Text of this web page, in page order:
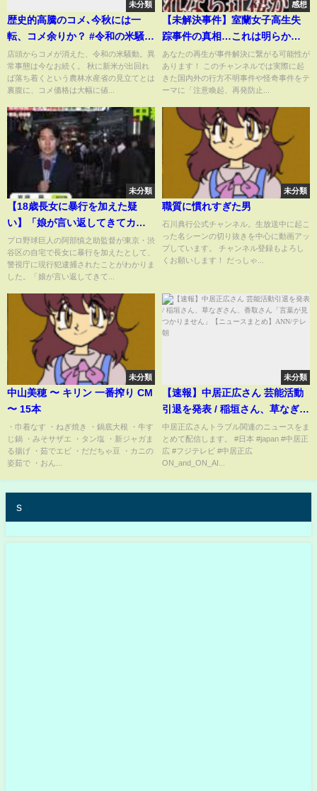
未分類
歴史的高騰のコメ､今秋には一
転、コメ余りか？ #令和の米騒動
#米高騰 #米高過ぎ #インフレ #
農協
店頭からコメが消えた、令和の米騒動。異
常事態は今なお続く。 秋に新米が出回れ
ば落ち着くという農林水産省の見立てとは
裏腹に、コメ価格は大幅に値...
感想
【未解決事件】室蘭女子高生失
踪事件の真相…これは明らかに
おかしい…
あなたの再生が事件解決に繋がる可能性が
あります！ このチャンネルでは実際に起
きた国内外の行方不明事件や怪奇事件をテ
ーマに「注意喚起、再発防止...
未分類
【18歳長女に暴行を加えた疑
い】「娘が言い返してきてカッ
となった」巨人・阿部慎之助監
督を現行犯逮捕
プロ野球巨人の阿部慎之助監督が東京・渋
谷区の自宅で長女に暴行を加えたとして、
警視庁に現行犯逮捕されたことがわかりま
した。「娘が言い返してきて...
未分類
職質に慣れすぎた男
石川典行公式チャンネル。生放送中に起こ
った名シーンの切り抜きを中心に動画アッ
プしています。 チャンネル登録もよろし
くお願いします！ だっしゃ...
未分類
中山美穂 〜 キリン 一番搾り CM
〜 15本
・巾着なす ・ねぎ焼き ・鍋底大根 ・牛す
じ鍋 ・みそサザエ ・タン塩 ・新ジャガま
る揚げ ・茹でエビ ・だだちゃ豆 ・カニの
姿茹で ・おん...
未分類
【速報】中居正広さん 芸能活動
引退を発表 / 稲垣さん、草なぎさ
ん、香取さん「言葉が見つかり
ません」【ニュースまとめ】
ANN/テレ朝
中居正広さんトラブル関連のニュースをま
とめて配信します。 #日本 #japan #中居正
広 #フジテレビ #中居正広
ON_and_ON_AI...
s